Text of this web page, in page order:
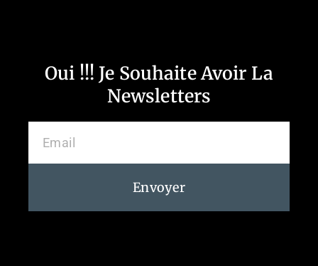
Oui !!! Je Souhaite Avoir La
Newsletters
Envoyer